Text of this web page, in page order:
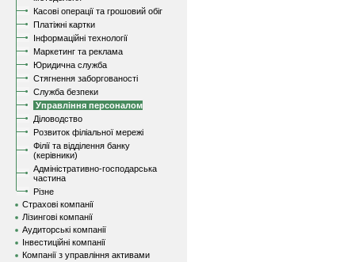
Касові операції та грошовий обіг
Платіжні картки
Інформаційні технології
Маркетинг та реклама
Юридична служба
Стягнення заборгованості
Служба безпеки
Управління персоналом
Діловодство
Розвиток філіальної мережі
Філії та відділення банку
(керівники)
Адміністративно-господарська
частина
Різне
Страхові компанії
Лізингові компанії
Аудиторські компанії
Інвестиційні компанії
Компанії з управління активами